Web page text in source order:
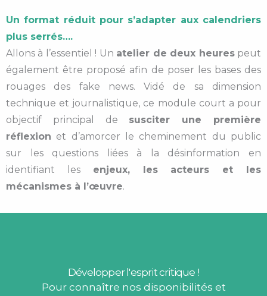
Un format réduit pour s’adapter aux calendriers
plus serrés….
Allons à l’essentiel ! Un atelier de deux heurespeut
également être proposé afin de poser les bases des
rouages des fake news. Vidé de sa dimension
technique et journalistique, ce module court a pour
objectif principal de susciter une première
réflexion et d’amorcer le cheminement du public
sur les questions liées à la désinformation en
identifiant les enjeux, les acteurs et les
mécanismes à l’œuvre.
Développer l'esprit critique !
Pour connaître nos disponibilités et